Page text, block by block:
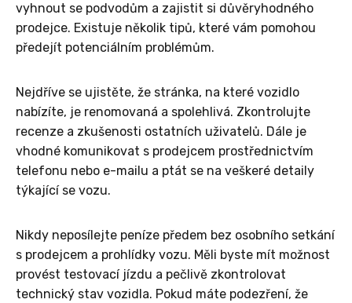
vyhnout se podvodům a zajistit si důvěryhodného
prodejce. Existuje několik tipů, které vám pomohou
předejít potenciálním problémům.
Nejdříve se ujistěte, že stránka, na které vozidlo
nabízíte, je renomovaná a spolehlivá. Zkontrolujte
recenze a zkušenosti ostatních uživatelů. Dále je
vhodné komunikovat s prodejcem prostřednictvím
telefonu nebo e-mailu a ptát se na veškeré detaily
týkající se vozu.
Nikdy neposílejte peníze předem bez osobního setkání
s prodejcem a prohlídky vozu. Měli byste mít možnost
provést testovací jízdu a pečlivě zkontrolovat
technický stav vozidla. Pokud máte podezření, že